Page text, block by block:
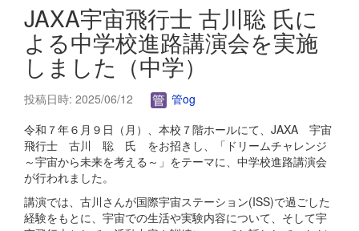
JAXA宇宙飛行士 古川聡 氏に
よる中学校進路講演会を実施
しました（中学）
投稿日時: 2025/06/12
管og
令和７年６月９日（月）、本校７階ホールにて、JAXA 宇宙
飛行士 古川 聡 氏 をお招きし、「ドリームチャレンジ
～宇宙から未来を考える～」をテーマに、中学校進路講演会
が行われました。
講演では、古川さんが国際宇宙ステーション(ISS)で過ごした
経験をもとに、宇宙での生活や実験内容について、そして宇